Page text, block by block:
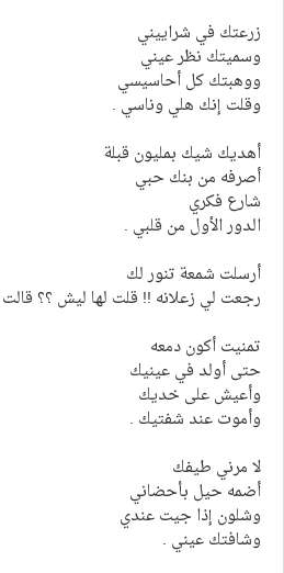
زرعتك في شراييني
وسميتك نظر عيني
ووهبتك كل أحاسيسي
وقلت إنك هلي وناسي .
أهديك شيك بمليون قبلة
أصرفه من بنك حبي
شارع فكري
الدور الأول من قلبي .
أرسلت شمعة تنور لك
رجعت لي زعلانه !! قلت لها ليش ؟؟
تمنيت أكون دمعه
حتى أولد في عينيك
وأعيش على خديك
وأموت عند شفتيك .
لا مرني طيفك
أضمه حيل بأحضاني
وشلون إذا جيت عندي
وشافتك عيني .